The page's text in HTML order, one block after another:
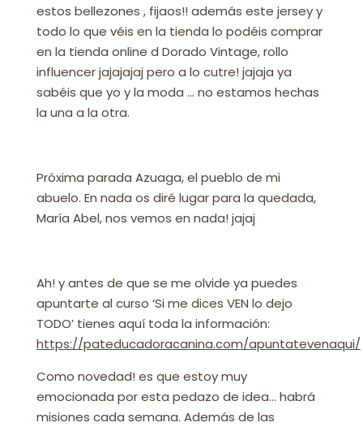
estos bellezones , fijaos!! además este jersey y
todo lo que véis en la tienda lo podéis comprar
en la tienda online d Dorado Vintage, rollo
influencer jajajajaj pero a lo cutre! jajaja ya
sabéis que yo y la moda … no estamos hechas
la una a la otra.
Próxima parada Azuaga, el pueblo de mi
abuelo. En nada os diré lugar para la quedada,
María Abel, nos vemos en nada! jajaj
Ah! y antes de que se me olvide ya puedes
apuntarte al curso ‘Si me dices VEN lo dejo
TODO’ tienes aquí toda la información:
https://pateducadoracanina.com/apuntatevenaqui/
Como novedad! es que estoy muy
emocionada por esta pedazo de idea… habrá
misiones cada semana. Además de las